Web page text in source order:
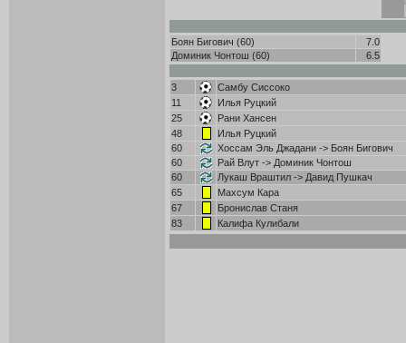
Боян Бигович (60)
7.0
Доминик Чонтош (60)
6.5
3
Самбу Сиссоко
11
Илья Руцкий
25
Рани Хансен
48
Илья Руцкий
60
Хоссам Эль Джадани -> Боян Бигович
60
Рай Влут -> Доминик Чонтош
60
Лукаш Враштил -> Давид Пушкач
65
Махсум Кара
67
Бронислав Станя
83
Калифа Кулибали